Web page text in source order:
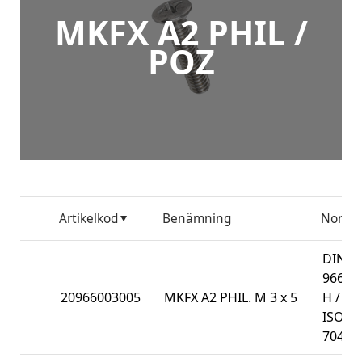
MKFX A2 PHIL /
POZ
Artikelkod Benämning Norm
20966003005 MKFX A2 PHIL. M 3 x 5
DIN
966-
H /
ISO
7047